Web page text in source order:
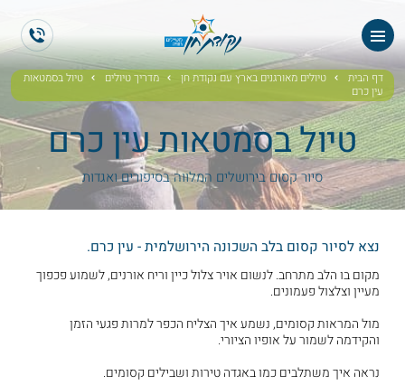
דף הבית טיולים מאורגנים בארץ עם נקודת חן מדריך טיולים
טיול בסמטאות
עין כרם
טיול בסמטאות עין כרם
סיור קסום בירושלים המלווה בסיפורים ואגדות
נצא לסיור קסום בלב השכונה הירושלמית - עין כרם.
מקום בו הלב מתרחב. לנשום אויר צלול כיין וריח אורנים, לשמוע פכפוך
מעיין וצלצול פעמונים.
מול המראות קסומים, נשמע איך הצליח הכפר למרות פגעי הזמן
והקידמה לשמור על אופיו הציורי.
נראה איך משתלבים כמו באגדה טירות ושבילים קסומים.
ראשי
אודותנו
טיולי תיירים
הטיולים שלנו
גלריית תמונות
גלריית וידאו
ממליצים
צור קשר
EN
ES